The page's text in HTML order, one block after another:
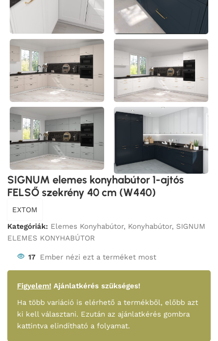
SIGNUM elemes konyhabútor 1-ajtós
FELSŐ szekrény 40 cm (W440)
EXTOM
Kategóriák: Elemes Konyhabútor, Konyhabútor, SIGNUM
ELEMES KONYHABÚTOR
17 Ember nézi ezt a terméket most
Figyelem! Ajánlatkérés szükséges!
Ha több variáció is elérhető a termékből, előbb azt
ki kell választani. Ezután az ajánlatkérés gombra
kattintva elindítható a folyamat.